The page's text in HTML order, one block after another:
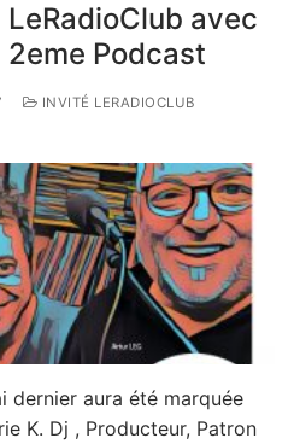
avec
2eme Podcast
INVITÉ LERADIOCLUB
dernier aura été marquée
K. Dj , Producteur, Patron